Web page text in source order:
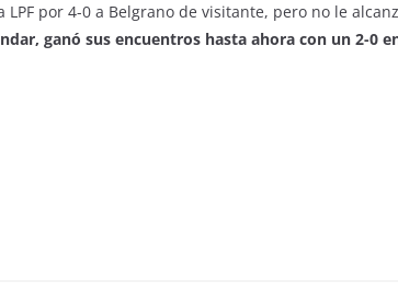
por 4-0 a Belgrano de visitante, pero no le
ganó sus encuentros hasta ahora con un 2-0